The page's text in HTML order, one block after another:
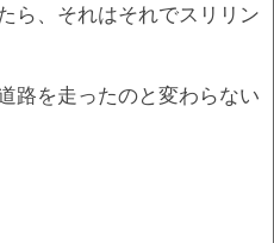
ら、それはそれでスリリン
路を走ったのと変わらない